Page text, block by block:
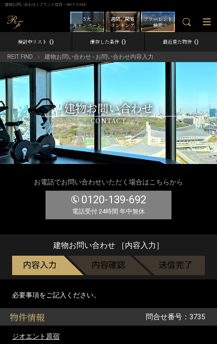
建物お問い合わせ | ブランド賃貸－REIT FIND
フリーレント
検索
週間／閲覧
ランキング
5大
キャンペーン
検討中リスト 0 保存した条件 0 最近見た物件 0
REIT FIND 建物お問い合わせ - お問い合わせ内容入力
建物お問い合わせ
CONTACT
お電話でお問い合わせいただく場合はこちらから
0120-139-692
電話受付 24時間 年中無休
建物お問い合わせ ［内容入力］
必要事項をご記入ください。
物件情報 問合せ番号：3735
ジオエント原宿